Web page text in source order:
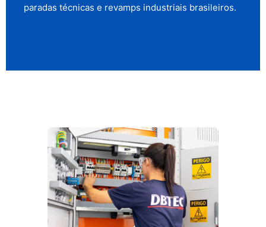
paradas técnicas e revamps industriais brasileiros.